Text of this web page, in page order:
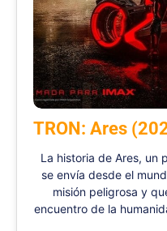
TRON: Ares
La historia de Ares, un
se envía desde el
misión peligrosa y
encuentro de la